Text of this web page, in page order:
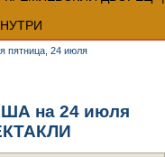
пятница, 24 июля
на 24 июля